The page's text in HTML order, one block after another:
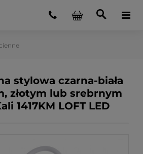
stylowa czarna-biała
złotym lub srebrnym
1417KM LOFT LED